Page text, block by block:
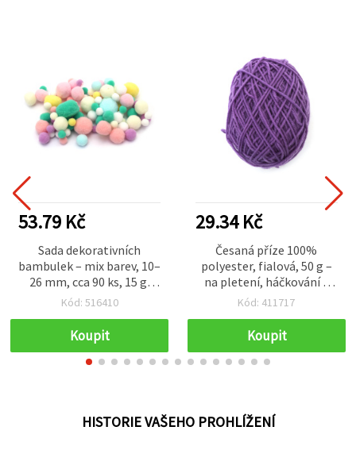
53.79 Kč
Sada dekorativních
bambulek – mix barev, 10–
26 mm, cca 90 ks, 15 g,
chlupaté kuličky na
projekty
Kód: 516410
Koupit
29.34 Kč
Česaná příze 100%
polyester, fialová, 50 g –
na pletení, háčkování a
kreativní tvoření
Kód: 411717
Koupit
HISTORIE VAŠEHO PROHLÍŽENÍ